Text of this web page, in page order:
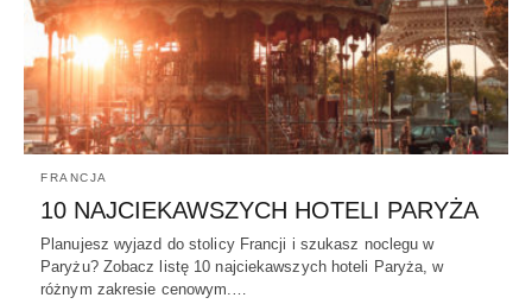
FRANCJA
10 NAJCIEKAWSZYCH HOTELI PARYŻA
Planujesz wyjazd do stolicy Francji i szukasz noclegu w
Paryżu? Zobacz listę 10 najciekawszych hoteli Paryża, w
różnym zakresie cenowym.…